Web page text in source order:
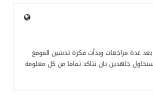
عدة مراجعات وبدأت فكرة تدشين الموقع
سنحاول جاهدين بان نتاكد تماما من كل معلومة